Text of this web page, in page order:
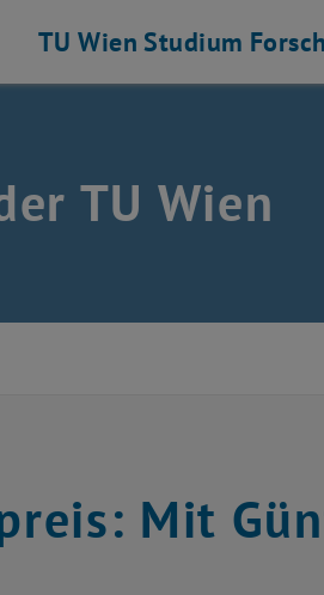
TU Wien Studium
TU Wien
Mit